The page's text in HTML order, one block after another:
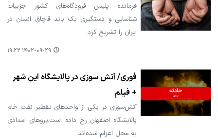
فرمانده پلیس فرودگاه‌های کشور جزییات
شناسایی و دستگیری یک باند قاچاق انسان در
ایران را تشریح کرد.
۱۴۰۲-۰۹-۲۹ ۱۹:۲۲
فوری/ آتش سوزی در پالایشگاه این شهر
+ فیلم
آتش‌سوزی در یکی از واحدهای تقطیر نفت خام
پالایشگاه اصفهان رخ داده است.یروهای امدادی
به محل اعزام شده‌اند.